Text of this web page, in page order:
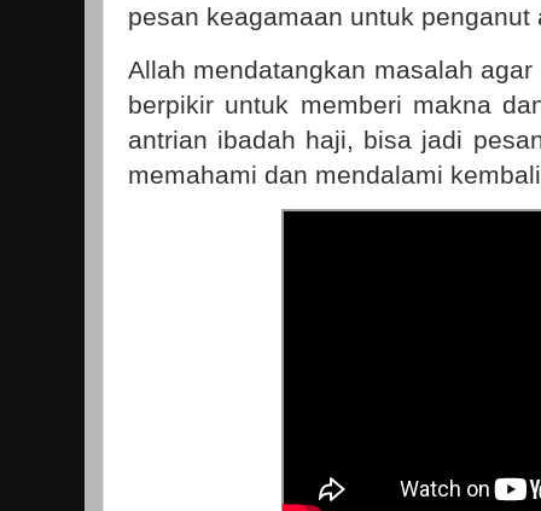
pesan keagamaan untuk penganut
Allah mendatangkan masalah
berpikir untuk memberi makna
antrian ibadah haji, bisa jadi
memahami dan mendalami